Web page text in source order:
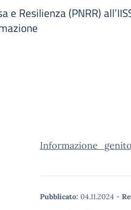
e Resilienza (PNRR)
Pubblicato: 04.11.2024 -